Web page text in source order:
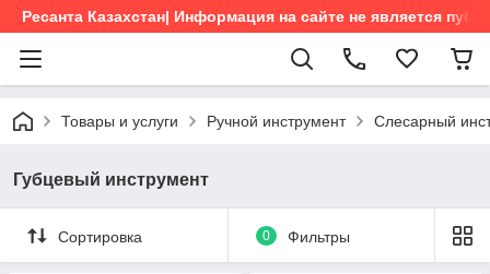
Ресанта Казахстан| Информация на сайте не является
Товары и услуги Ручной инструмент Слесарный
Губцевый инструмент
Сортировка 0 Фильтры